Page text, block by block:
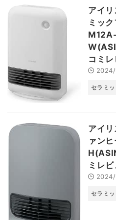
アイ
ミッ
M12A-
コミレ
セラミ
アイ
ァン
ミレ
セラミ